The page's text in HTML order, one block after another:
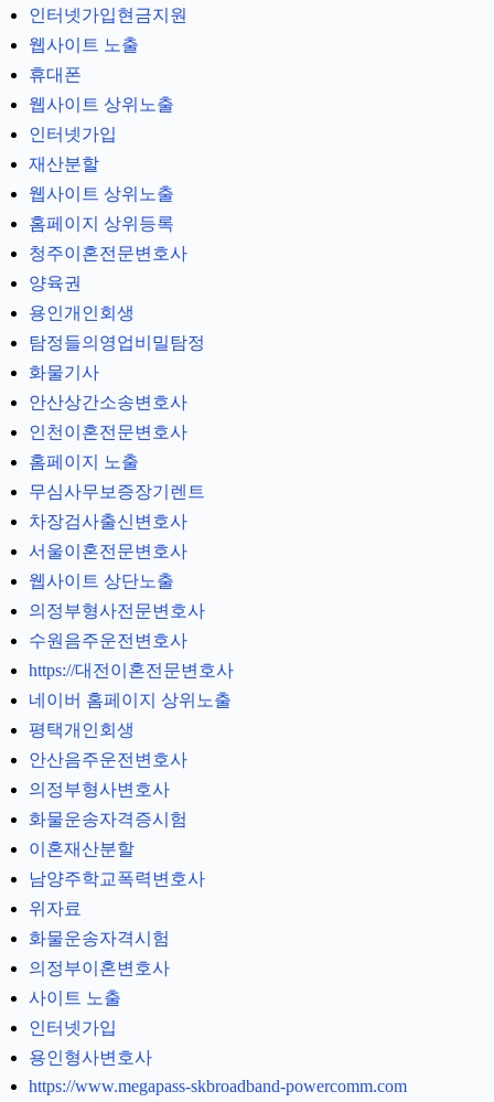
인터넷가입현금지원
웹사이트 노출
휴대폰
웹사이트 상위노출
인터넷가입
재산분할
웹사이트 상위노출
홈페이지 상위등록
청주이혼전문변호사
양육권
용인개인회생
탐정들의영업비밀탐정
화물기사
안산상간소송변호사
인천이혼전문변호사
홈페이지 노출
무심사무보증장기렌트
차장검사출신변호사
서울이혼전문변호사
웹사이트 상단노출
의정부형사전문변호사
수원음주운전변호사
https://대전이혼전문변호사
네이버 홈페이지 상위노출
평택개인회생
안산음주운전변호사
의정부형사변호사
화물운송자격증시험
이혼재산분할
남양주학교폭력변호사
위자료
화물운송자격시험
의정부이혼변호사
사이트 노출
인터넷가입
용인형사변호사
https://www.megapass-skbroadband-powercomm.com